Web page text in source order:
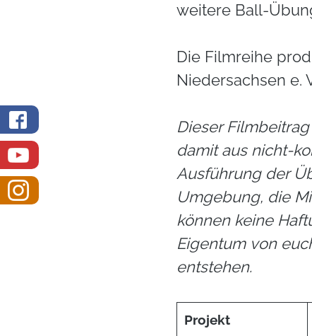
weitere Ball-
DieFilmreihe
Niedersachsen e.
Dieser
damit aus nicht-
Ausführung der
Umgebung, die
können keine
Eigentum von
entstehen.
Projekt